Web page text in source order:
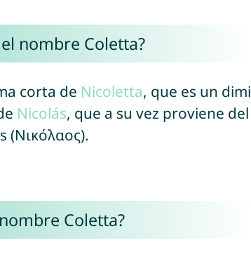
nombre Coletta?
corta de Nicoletta, que es un
Nicolás, que a su vez proviene
(Νικόλαος).
Coletta?